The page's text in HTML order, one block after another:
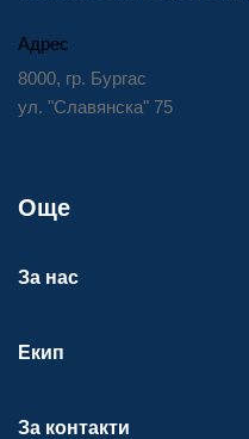
Адрес
8000, гр. Бургас
ул. "Славянска" 75
Още
За нас
Екип
За контакти